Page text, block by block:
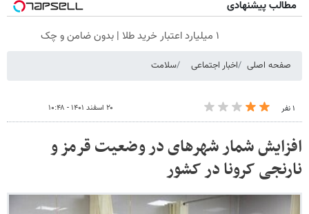
مطالب پیشنهادی
۱ میلیارد اعتبار خرید طلا | بدون ضامن و چک
صفحه اصلی اخبار اجتماعی سلامت
۱ نفر ۲۰ اسفند ۱۴۰۱ - ۱۰:۴۸
افزایش شمار شهرهای در وضعیت قرمز و
نارنجی کرونا در کشور